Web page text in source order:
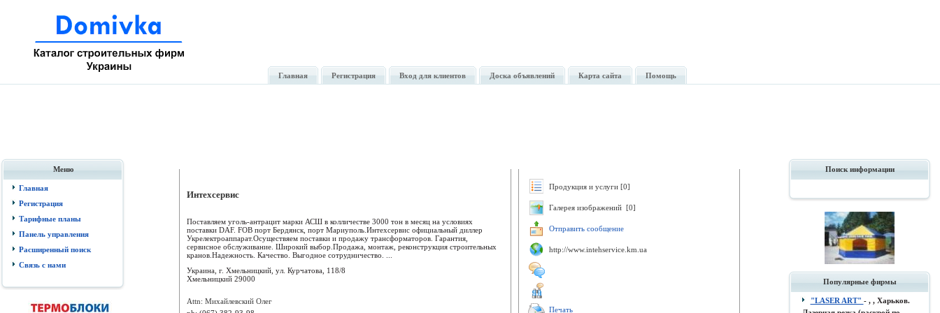
Главная Регистрация Вход для клиентов Доска объявлений Карта сайта Помощь
Меню
Главная
Регистрация
Тарифные планы
Панель управления
Расширенный поиск
Связь с нами
Интехсервис
Поставляем уголь-антрацит марки АСШ в колличестве 3000 тон в месяц на условиях
поставки DAF. FOB порт Бердянск, порт Мариуполь.Интехсервис официальный диллер
Укрелектроаппарат.Осуществяем поставки и продажу трансформаторов. Гарантия,
сервисное обслуживание. Широкий выбор.Продажа, монтаж, реконструкция строительных
кранов.Надежность. Качество. Выгодное сотрудничество. ...
Украина, г. Хмельницкий, ул. Курчатова, 118/8
Хмельницкий 29000
Attn: Михайлевский Олег
Продукция и услуги [0]
Галерея изображений [0]
Отправить сообщение
http://www.intehservice.km.ua
Печать
Поиск информации
Популярные фирмы
"LASER ART" - , , Харьков.